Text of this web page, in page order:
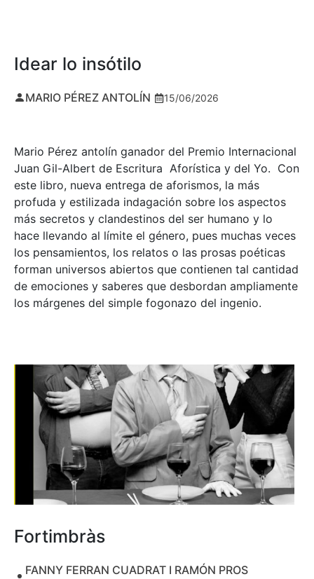
Idear lo insótilo
MARIO PÉREZ ANTOLÍN 15/06/2026
Mario Pérez antolín ganador del Premio Internacional
Juan Gil-Albert de Escritura Aforística y del Yo. Con
este libro, nueva entrega de aforismos, la más
profuda y estilizada indagación sobre los aspectos
más secretos y clandestinos del ser humano y lo
hace llevando al límite el género, pues muchas veces
los pensamientos, los relatos o las prosas poéticas
forman universos abiertos que contienen tal cantidad
de emociones y saberes que desbordan ampliamente
los márgenes del simple fogonazo del ingenio.
Fortimbràs
FANNY FERRAN CUADRAT I RAMÓN PROS